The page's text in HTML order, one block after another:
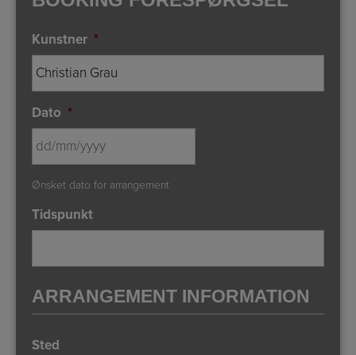
Kunstner *
Dato *
slash
MM
slash
Ønsket dato for arrangement
Tidspunkt
ARRANGEMENT INFORMATION
Sted